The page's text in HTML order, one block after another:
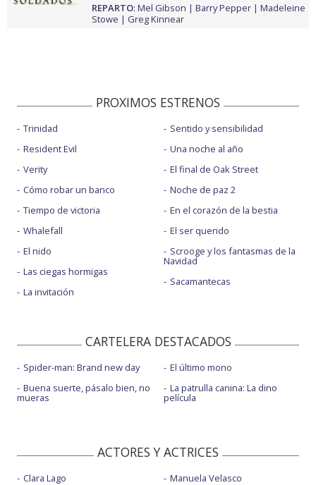
REPARTO: Mel Gibson Barry Pepper
Madeleine
Stowe
Greg Kinnear
PROXIMOS ESTRENOS
Trinidad
Resident Evil
Verity
Cómo robar un banco
Tiempo de victoria
Whalefall
El nido
Las ciegas hormigas
La invitación
Sentido y sensibilidad
Una noche al año
El final de Oak Street
Noche de paz 2
En el corazón de la bestia
El ser querido
Scrooge y los fantasmas de la
Navidad
Sacamantecas
CARTELERA DESTACADOS
Spider-man: Brand new day
Buena suerte, pásalo bien, no
mueras
El último mono
La patrulla canina: La dino
película
ACTORES Y ACTRICES
Clara Lago
Manuela Velasco